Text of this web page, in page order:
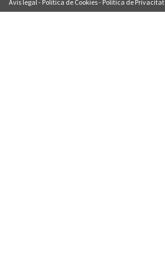
Avís legal - Política de Cookies- Política de Privacitat